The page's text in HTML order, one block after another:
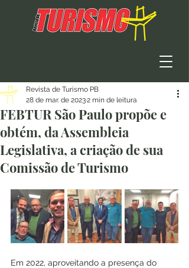
FEBTUR São Paulo propõe e
obtém, da Assembleia
Legislativa, a criação de sua
Comissão de Turismo
Revista de Turismo PB
28 de mar. de 20232 min de leitura
Em 2022, aproveitando a presença do